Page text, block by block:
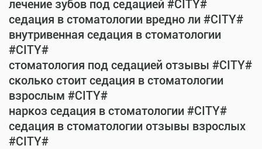
лечение зубов под седацией #CITY#
седация в стоматологии вредно ли #CITY#
внутривенная седация в стоматологии
#CITY#
стоматология под седацией отзывы #CITY#
сколько стоит седация в стоматологии
взрослым #CITY#
наркоз седация в стоматологии #CITY#
седация в стоматологии отзывы взрослых
#CITY#